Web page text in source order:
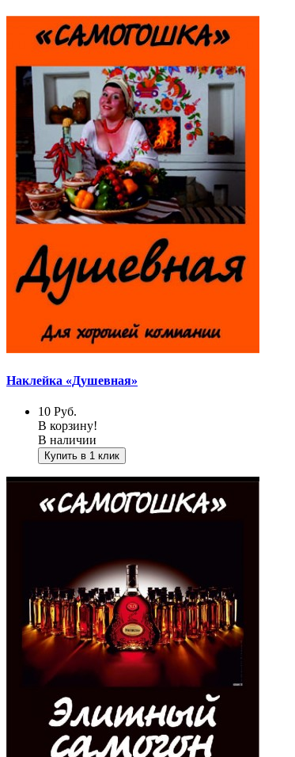
Наклейка «Душевная»
10 Руб.
В корзину!
В наличии
Купить в 1 клик